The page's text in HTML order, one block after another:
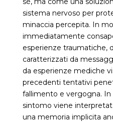
sistema nervoso per
minaccia percepita. In
immediatamente
esperienze traumatiche,
caratterizzati da
da esperienze mediche
precedenti tentativi
fallimento e vergogna.
sintomo viene
una memoria implicita